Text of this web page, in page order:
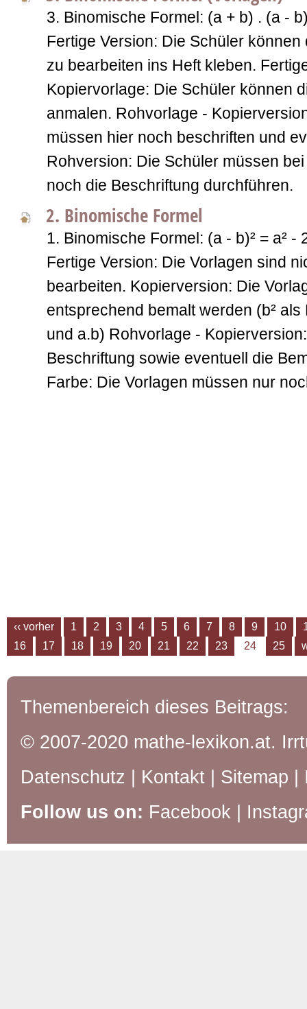
3. Binomische Formel: (a + b) . (a -
Fertige Version: Die Schüler können
zu bearbeiten ins Heft kleben.
Kopiervorlage: Die Schüler können
anmalen. Rohvorlage -
müssen hier noch beschriften und
Rohversion: Die Schüler müssen
noch die Beschriftung durchführen.
2. Binomische Formel
1. Binomische Formel: (a - b)² = a² -
Fertige Version: Die Vorlagen sind
bearbeiten. Kopierversion: Die
entsprechend bemalt werden (b²
und a.b) Rohvorlage -
Beschriftung sowie eventuell die
Farbe: Die Vorlagen müssen nur
‹‹ vorher 1 2 3 4 5 6 7 8 9 10
16
17 18 19 20 21 22 23 24 25
Themenbereich dieses Beitrags:
© 2007-2020 mathe-lexikon.at.
Datenschutz
Kontakt Sitemap
Follow us on: Facebook